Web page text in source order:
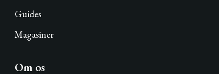
Guides
Magasiner
Om os